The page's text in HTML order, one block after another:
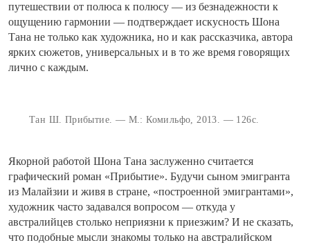
путешествии от полюса к полюсу — из безнадежности к
ощущению гармонии — подтверждает искусность Шона
Тана не только как художника, но и как рассказчика, автора
ярких сюжетов, универсальных и в то же время говорящих
лично с каждым.
Тан Ш. Прибытие. — М.: Комильфо, 2013. — 126с.
Якорной работой Шона Тана заслуженно считается
графический роман «Прибытие». Будучи сыном эмигранта
из Малайзии и живя в стране, «построенной эмигрантами»,
художник часто задавался вопросом — откуда у
австралийцев столько неприязни к приезжим? И не сказать,
что подобные мысли знакомы только на австралийском